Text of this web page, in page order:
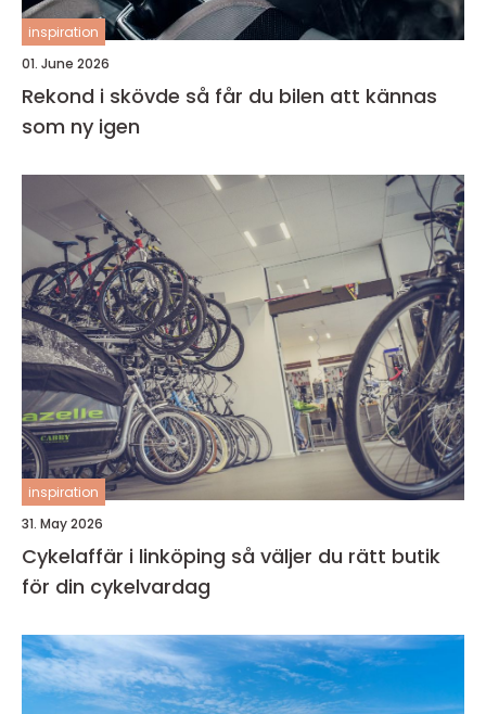
inspiration
01. June 2026
Rekond i skövde så får du bilen att kännas
som ny igen
inspiration
31. May 2026
Cykelaffär i linköping så väljer du rätt butik
för din cykelvardag